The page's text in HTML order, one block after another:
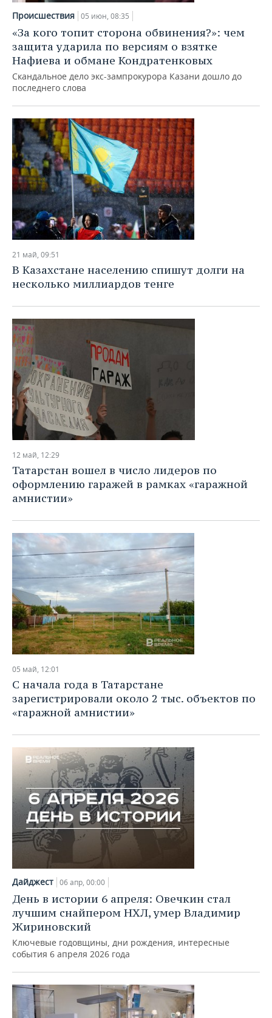
Происшествия 05 июн, 08:35
«За кого топит сторона обвинения?»: чем
защита ударила по версиям о взятке
Нафиева и обмане Кондратенковых
Скандальное дело экс-зампрокурора Казани дошло до
последнего слова
21 май, 09:51
В Казахстане населению спишут долги на
несколько миллиардов тенге
12 май, 12:29
Татарстан вошел в число лидеров по
оформлению гаражей в рамках «гаражной
амнистии»
05 май, 12:01
С начала года в Татарстане
зарегистрировали около 2 тыс. объектов по
«гаражной амнистии»
Дайджест 06 апр, 00:00
День в истории 6 апреля: Овечкин стал
лучшим снайпером НХЛ, умер Владимир
Жириновский
Ключевые годовщины, дни рождения, интересные
события 6 апреля 2026 года